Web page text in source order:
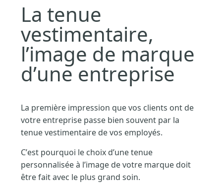
La tenue
vestimentaire,
l’image de marque
d’une entreprise
La première impression que vos clients ont de
votre entreprise passe bien souvent par la
tenue vestimentaire de vos employés.
C’est pourquoi le choix d’une tenue
personnalisée à l’image de votre marque doit
être fait avec le plus grand soin.